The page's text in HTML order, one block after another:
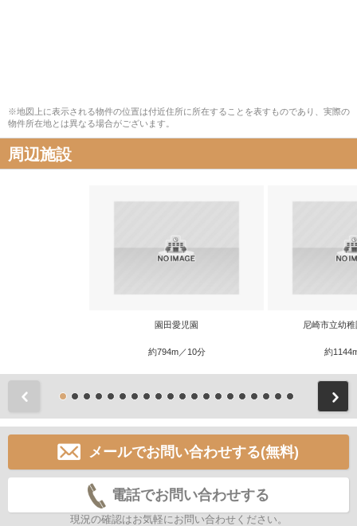
※地図上に表示される物件の位置は付近住所に所在することを表すものであり、実際の
物件所在地とは異なる場合がございます。
周辺施設
園田愛児園
約794m／10分
尼崎市立幼
約
メールでお問い合わせする(無料)
電話でお問い合わせする
現況の確認はお気軽にお問い合わせください。